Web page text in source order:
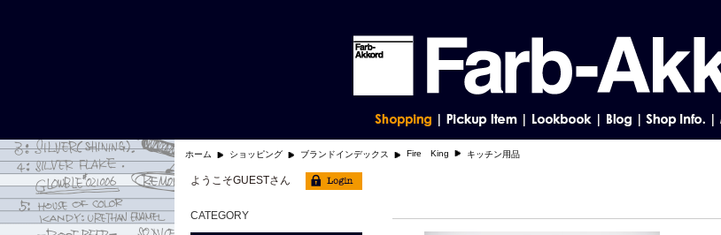
ホーム ショッピング ブランドインデックス Fire King キッチン用品
ようこそGUESTさん
CATEGORY